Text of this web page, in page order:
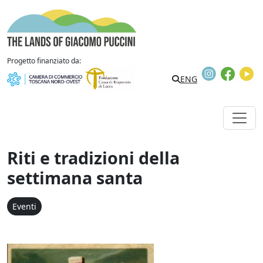
Vai al contenuto
Progetto finanziato da:
Search
ENG
Instagram
Riti e tradizioni della
settimana santa
Eventi
Riti e tradizioni della